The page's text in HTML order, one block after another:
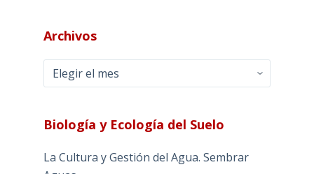
Archivos
Archivos
Biología y Ecología del Suelo
La Cultura y Gestión del Agua. Sembrar